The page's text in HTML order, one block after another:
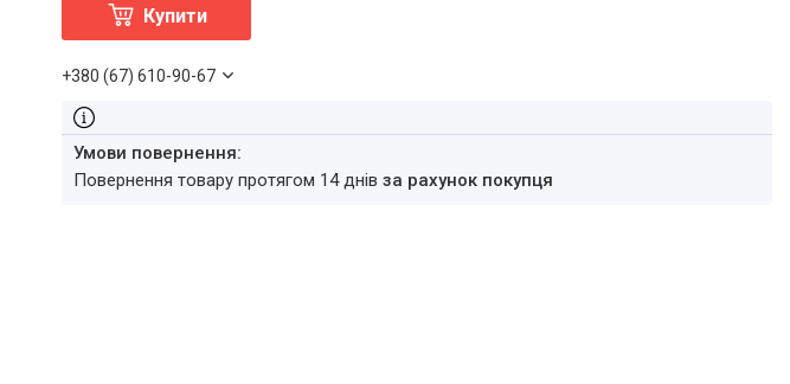
Купити
+380 (67) 610-90-67
повернення товару протягом 14 днівза рахунок покупця